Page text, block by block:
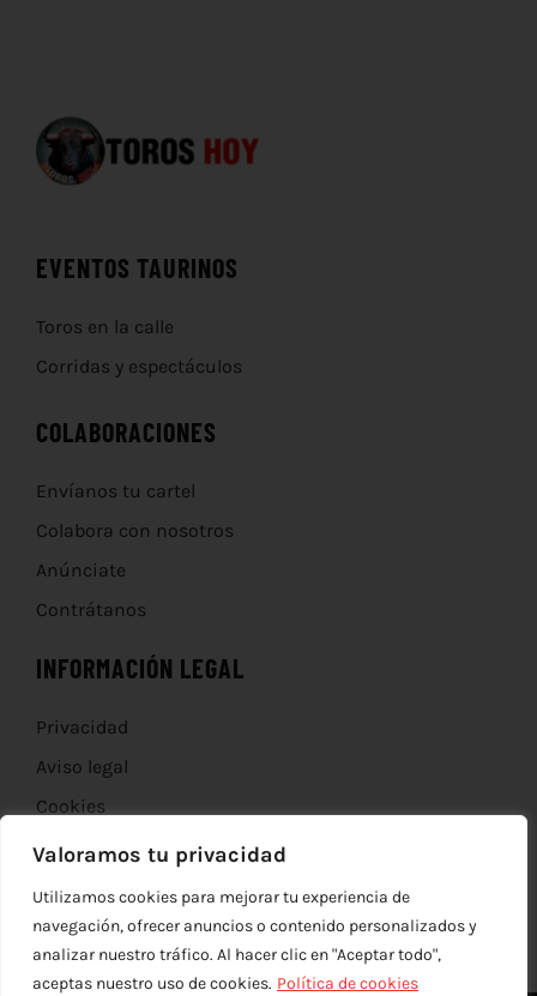
Valoramos tu privacidad
Utilizamos cookies para mejorar tu experiencia de
navegación, ofrecer anuncios o contenido personalizados y
analizar nuestro tráfico. Al hacer clic en "Aceptar todo",
aceptas nuestro uso de cookies. Política de cookies
EVENTOS TAURINOS
Toros en la calle
Corridas y espectáculos
COLABORACIONES
Envíanos tu cartel
Colabora con nosotros
Anúnciate
Contrátanos
INFORMACIÓN LEGAL
Privacidad
Aviso legal
Cookies
Devoluciones